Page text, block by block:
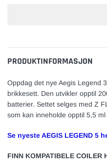
til
vare
PRODUKTINFORMASJON
Oppdag det nye Aegis Legend
brikkesett. Den utvikler opptil
batterier. Settet selges med Z
som kan inneholde opptil 5,5
Se nyeste AEGIS LEGEND 5
FINN KOMPATIBELE COILER